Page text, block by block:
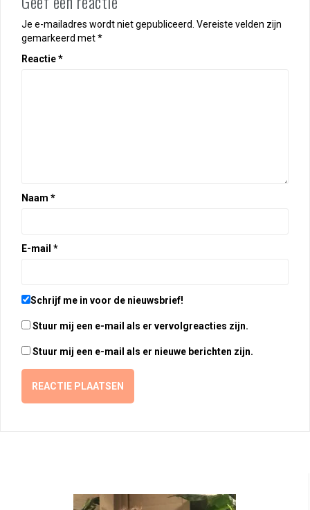
Je e-mailadres wordt niet gepubliceerd. Vereiste velden zijn
gemarkeerd met*
Reactie*
Naam *
E-mail *
Schrijf me in voor de nieuwsbrief!
Stuur mij een e-mail als er vervolgreacties zijn.
Stuur mij een e-mail als er nieuwe berichten zijn.